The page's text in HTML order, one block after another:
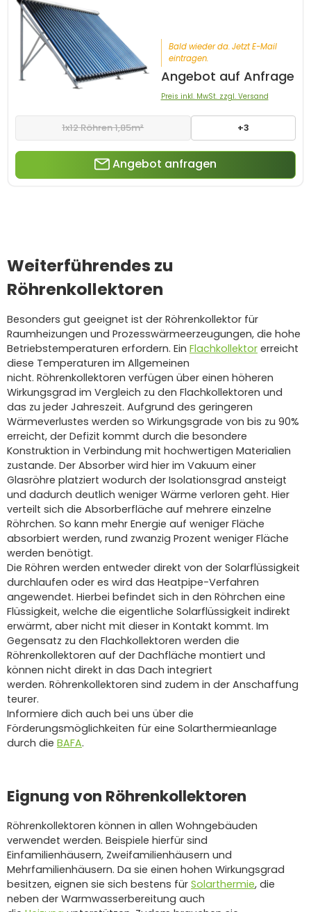
1x12 Röhren 1,85m² +3
Bald wieder da. Jetzt E-Mail
eintragen.
Angebot auf Anfrage
Preis inkl. MwSt. zzgl. Versand
Angebot anfragen
Weiterführendes zu
Röhrenkollektoren
Besonders gut geeignet ist der Röhrenkollektor für
Raumheizungen und Prozesswärmeerzeugungen, die hohe
Betriebstemperaturen erfordern. Ein Flachkollektor erreicht
diese Temperaturen im Allgemeinen
nicht. Röhrenkollektoren verfügen über einen höheren
Wirkungsgrad im Vergleich zu den Flachkollektoren und
das zu jeder Jahreszeit. Aufgrund des geringeren
Wärmeverlustes werden so Wirkungsgrade von bis zu 90%
erreicht, der Defizit kommt durch die besondere
Konstruktion in Verbindung mit hochwertigen Materialien
zustande. Der Absorber wird hier im Vakuum einer
Glasröhre platziert wodurch der Isolationsgrad ansteigt
und dadurch deutlich weniger Wärme verloren geht. Hier
verteilt sich die Absorberfläche auf mehrere einzelne
Röhrchen. So kann mehr Energie auf weniger Fläche
absorbiert werden, rund zwanzig Prozent weniger Fläche
werden benötigt.
Die Röhren werden entweder direkt von der Solarflüssigkeit
durchlaufen oder es wird das Heatpipe-Verfahren
angewendet. Hierbei befindet sich in den Röhrchen eine
Flüssigkeit, welche die eigentliche Solarflüssigkeit indirekt
erwärmt, aber nicht mit dieser in Kontakt kommt. Im
Gegensatz zu den Flachkollektoren werden die
Röhrenkollektoren auf der Dachfläche montiert und
können nicht direkt in das Dach integriert
werden. Röhrenkollektoren sind zudem in der Anschaffung
teurer.
Informiere dich auch bei uns über die
Förderungsmöglichkeiten für eine Solarthermieanlage
durch die BAFA.
Eignung von Röhrenkollektoren
Röhrenkollektoren können in allen Wohngebäuden
verwendet werden. Beispiele hierfür sind
Einfamilienhäusern, Zweifamilienhäusern und
Mehrfamilienhäusern. Da sie einen hohen Wirkungsgrad
besitzen, eignen sie sich bestens für Solarthermie, die
neben der Warmwasserbereitung auch